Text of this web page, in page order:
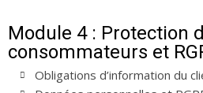
Module 4 : Protection
consommateurs et
Obligations d’information du